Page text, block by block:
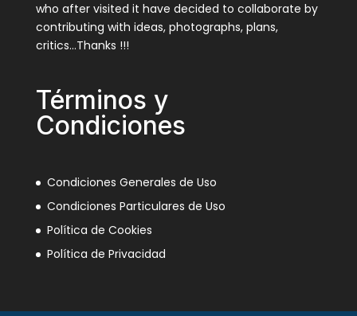
who after visited it have decided to collaborate by
contributing with ideas, photographs, plans,
critics…Thanks !!!
Términos y
Condiciones
Condiciones Generales de Uso
Condiciones Particulares de Uso
Política de Cookies
Política de Privacidad